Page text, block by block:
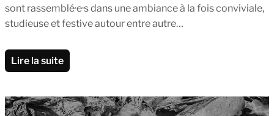
sont rassemblé·e·s dans une ambiance à la fois conviviale,
studieuse et festive autour entre autre…
Lire la suite